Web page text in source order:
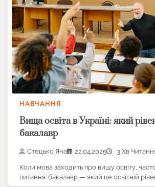
НАВЧАННЯ
Вища освіта в Україні: який
бакалавр
Стецько Яна 22.04.2025 3 Хв
Коли мова заходить про вищу освіту,
питання: бакалавр — який це освітній